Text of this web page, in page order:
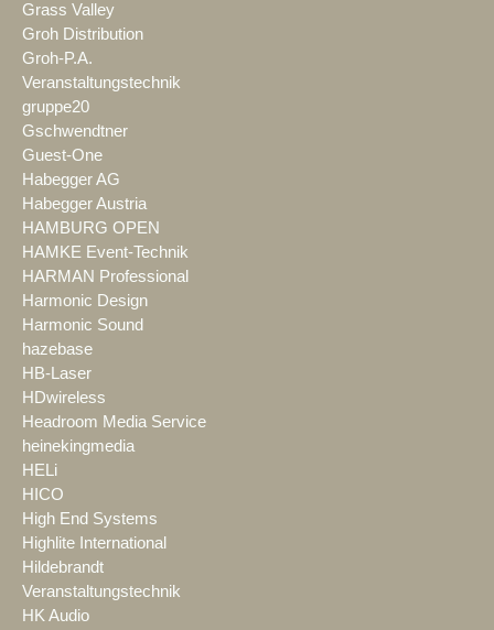
Grass Valley
Groh Distribution
Groh-P.A.
Veranstaltungstechnik
gruppe20
Gschwendtner
Guest-One
Habegger AG
Habegger Austria
HAMBURG OPEN
HAMKE Event-Technik
HARMAN Professional
Harmonic Design
Harmonic Sound
hazebase
HB-Laser
HDwireless
Headroom Media Service
heinekingmedia
HELi
HICO
High End Systems
Highlite International
Hildebrandt
Veranstaltungstechnik
HK Audio